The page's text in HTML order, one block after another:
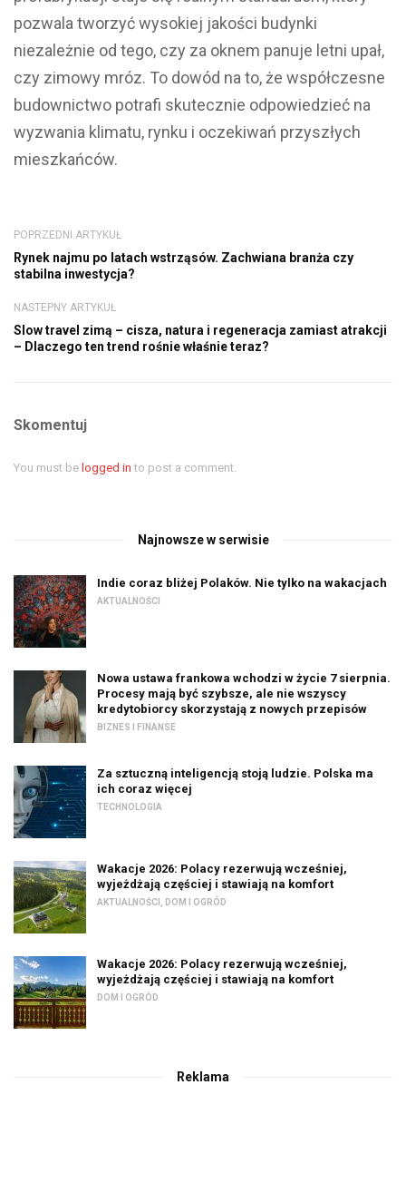
pozwala tworzyć wysokiej jakości budynki
niezależnie od tego, czy za oknem panuje letni upał,
czy zimowy mróz. To dowód na to, że współczesne
budownictwo potrafi skutecznie odpowiedzieć na
wyzwania klimatu, rynku i oczekiwań przyszłych
mieszkańców.
POPRZEDNI ARTYKUŁ
Rynek najmu po latach wstrząsów. Zachwiana branża czy
stabilna inwestycja?
NASTEPNY ARTYKUŁ
Slow travel zimą – cisza, natura i regeneracja zamiast atrakcji
– Dlaczego ten trend rośnie właśnie teraz?
Skomentuj
You must be logged in to post a comment.
Najnowsze w serwisie
Indie coraz bliżej Polaków. Nie tylko na wakacjach
AKTUALNOŚCI
Nowa ustawa frankowa wchodzi w życie 7 sierpnia.
Procesy mają być szybsze, ale nie wszyscy
kredytobiorcy skorzystają z nowych przepisów
BIZNES I FINANSE
Za sztuczną inteligencją stoją ludzie. Polska ma
ich coraz więcej
TECHNOLOGIA
Wakacje 2026: Polacy rezerwują wcześniej,
wyjeżdżają częściej i stawiają na komfort
AKTUALNOŚCI DOM I OGRÓD
Wakacje 2026: Polacy rezerwują wcześniej,
wyjeżdżają częściej i stawiają na komfort
DOM I OGRÓD
Reklama